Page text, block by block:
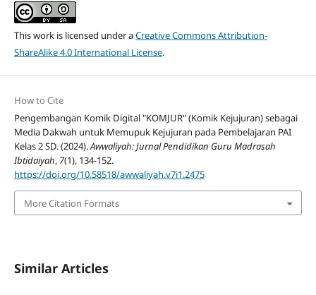
This work is licensed under aCreative Commons Attribution-
ShareAlike 4.0 International License.
How to Cite
Pengembangan Komik Digital "KOMJUR" (Komik Kejujuran) sebagai
Media Dakwah untuk Memupuk Kejujuran pada Pembelajaran PAI
Kelas 2 SD. (2024).Awwaliyah: Jurnal Pendidikan Guru Madrasah
Ibtidaiyah, 7(1), 134-152.
https://doi.org/10.58518/awwaliyah.v7i1.2475
More Citation Formats
Similar Articles